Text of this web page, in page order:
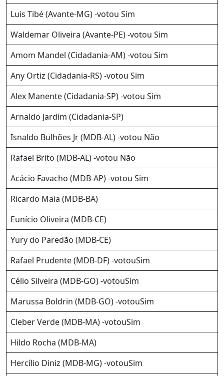
Luis Tibé (Avante-MG) -votou Sim
Waldemar Oliveira (Avante-PE) -votou Sim
Amom Mandel (Cidadania-AM) -votou Sim
Any Ortiz (Cidadania-RS) -votou Sim
Alex Manente (Cidadania-SP) -votou Sim
Arnaldo Jardim (Cidadania-SP)
Isnaldo Bulhões Jr (MDB-AL) -votou Não
Rafael Brito (MDB-AL) -votou Não
Acácio Favacho (MDB-AP) -votou Sim
Ricardo Maia (MDB-BA)
Eunício Oliveira (MDB-CE)
Yury do Paredão (MDB-CE)
Rafael Prudente (MDB-DF) -votouSim
Célio Silveira (MDB-GO) -votouSim
Marussa Boldrin (MDB-GO) -votouSim
Cleber Verde (MDB-MA) -votouSim
Hildo Rocha (MDB-MA)
Hercílio Diniz (MDB-MG) -votouSim